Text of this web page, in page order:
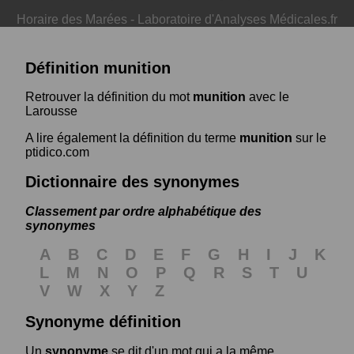
Horaire des Marées - Laboratoire d'Analyses Médicales.fr
Définition munition
Retrouver la définition du mot munition avec le
Larousse
A lire également la définition du terme munition sur le
ptidico.com
Dictionnaire des synonymes
Classement par ordre alphabétique des
synonymes
A B C D E F G H I J
K
L
M N O P Q R S T
U
V
W X Y
Z
Synonyme définition
Un synonyme se dit d'un mot qui a la même